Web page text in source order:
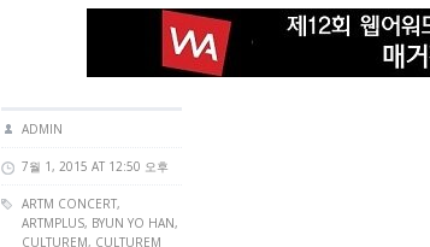
ADMIN
7월 1, 2015 AT 12:50 오후
ARTM CONCERT,
ARTMPLUS, BYUN YO HAN,
CULTUREM, CULTUREM